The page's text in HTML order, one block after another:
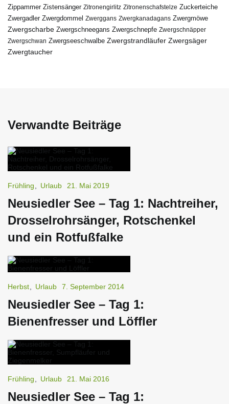
Zippammer Zistensänger Zitronengirlitz Zitronenschafstelze Zuckerteiche
Zwergadler Zwergdommel Zwerggans Zwergkanadagans Zwergmöwe
Zwergscharbe Zwergschneegans Zwergschnepfe Zwergschnäpper
Zwergschwan Zwergseeschwalbe Zwergstrandläufer Zwergsäger
Zwergtaucher
Verwandte Beiträge
Frühling Urlaub 21. Mai 2019
Neusiedler See – Tag 1: Nachtreiher,
Drosselrohrsänger, Rotschenkel
und ein Rotfußfalke
Herbst Urlaub 7. September 2014
Neusiedler See – Tag 1:
Bienenfresser und Löffler
Frühling Urlaub 21. Mai 2016
Neusiedler See – Tag 1: